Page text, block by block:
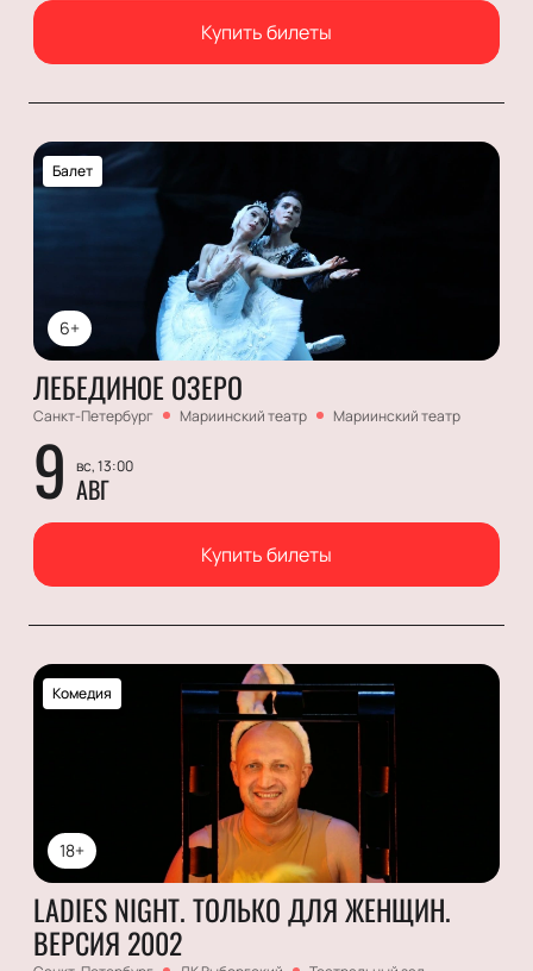
Купить билеты
6+
Балет
ЛЕБЕДИНОЕ ОЗЕРО
Санкт-Петербург Мариинский театр Мариинский театр
9 вс, 13:00
АВГ
Купить билеты
18+
Комедия
LADIES NIGHT. ТОЛЬКО ДЛЯ ЖЕНЩИН.
ВЕРСИЯ 2002